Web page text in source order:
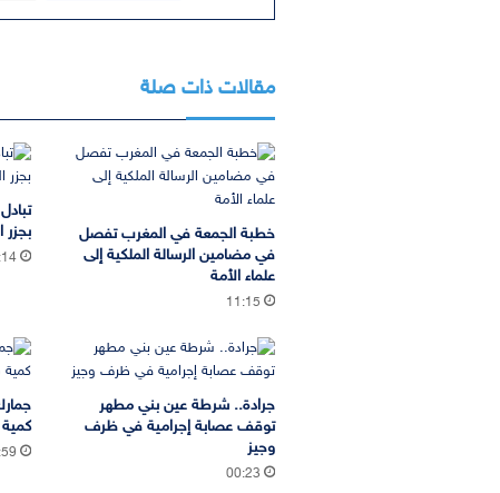
مقالات ذات صلة
خطبة الجمعة في المغرب تفصل
في مضامين الرسالة الملكية إلى
علماء الأمة
11:15
بجزر
جرادة.. شرطة عين بني مطهر
توقف عصابة إجرامية في ظرف
وجيز
00:23